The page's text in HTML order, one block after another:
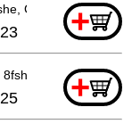
C8fse +
C8fse, Cg18dl
+